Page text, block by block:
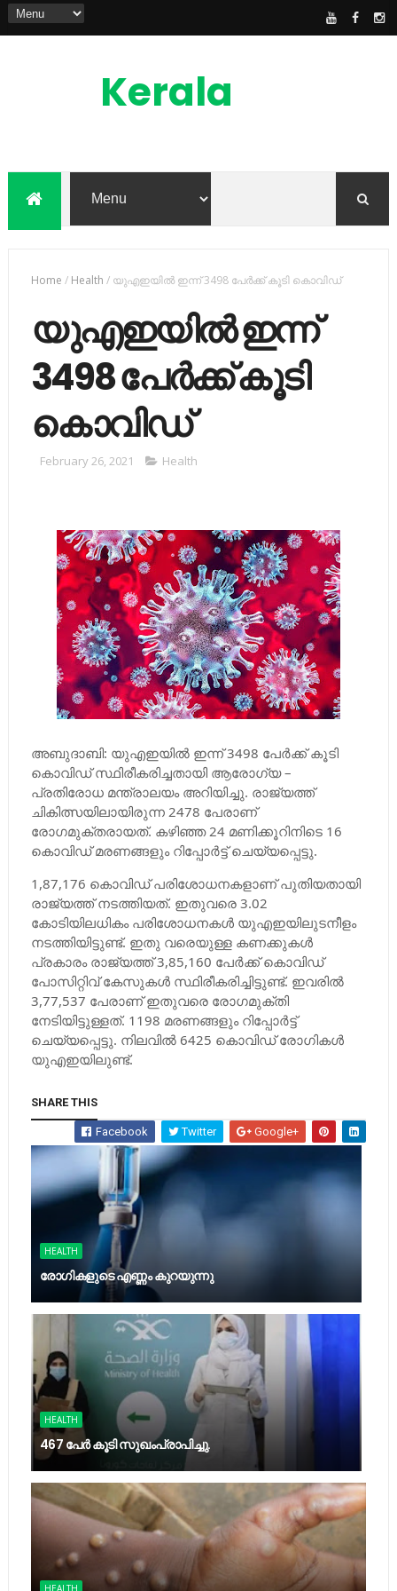
Kerala
Feed
Home / Health / യുഎഇയില്‍ ഇന്ന് 3498 പേര്‍ക്ക് കൂടി കൊവിഡ്
യുഎഇയില്‍ ഇന്ന്
3498 പേര്‍ക്ക് കൂടി
കൊവിഡ്
February 26, 2021 Health
അബുദാബി: യുഎഇയില്‍ ഇന്ന് 3498 പേര്‍ക്ക് കൂടി
കൊവിഡ് സ്ഥിരീകരിച്ചതായി ആരോഗ്യ –
പ്രതിരോധ മന്ത്രാലയം അറിയിച്ചു. രാജ്യത്ത്
ചികിത്സയിലായിരുന്ന 2478 പേരാണ്
രോഗമുക്തരായത്. കഴിഞ്ഞ 24 മണിക്കൂറിനിടെ 16
കൊവിഡ് മരണങ്ങളും റിപ്പോര്‍ട്ട് ചെയ്യപ്പെട്ടു.
1,87,176 കൊവിഡ് പരിശോധനകളാണ് പുതിയതായി
രാജ്യത്ത് നടത്തിയത്. ഇതുവരെ 3.02
കോടിയിലധികം പരിശോധനകള്‍ യുഎഇയിലുടനീളം
നടത്തിയിട്ടുണ്ട്. ഇതു വരെയുള്ള കണക്കുകള്‍
പ്രകാരം രാജ്യത്ത് 3,85,160 പേര്‍ക്ക് കൊവിഡ്
പോസിറ്റിവ് കേസുകള്‍ സ്ഥിരീകരിച്ചിട്ടുണ്ട്. ഇവരില്‍
3,77,537 പേരാണ് ഇതുവരെ രോഗമുക്തി
നേടിയിട്ടുള്ളത്. 1198 മരണങ്ങളും റിപ്പോര്‍ട്ട്
ചെയ്യപ്പെട്ടു. നിലവില്‍ 6425 കൊവിഡ് രോഗികള്‍
യുഎഇയിലുണ്ട്.
SHARE THIS
Facebook Twitter Google+
HEALTH
രോഗികളുടെ എണ്ണം കുറയുന്നു
HEALTH
467 പേര്‍ കൂടി സുഖംപ്രാപിച്ചു.
HEALTH